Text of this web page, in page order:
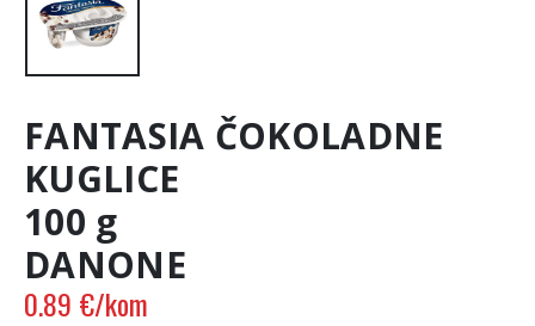
FANTASIA ČOKOLADNE
KUGLICE
100 g
DANONE
0.89 €/kom